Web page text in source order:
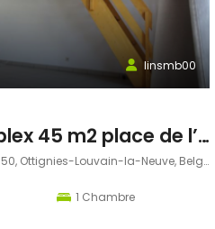
linsmb00
Studio Duplex 45 m2 place de l’Equerre
Place de l'Equerre 50, Ottignies-Louvain-la-Neuve, Belgique
1 Chambre